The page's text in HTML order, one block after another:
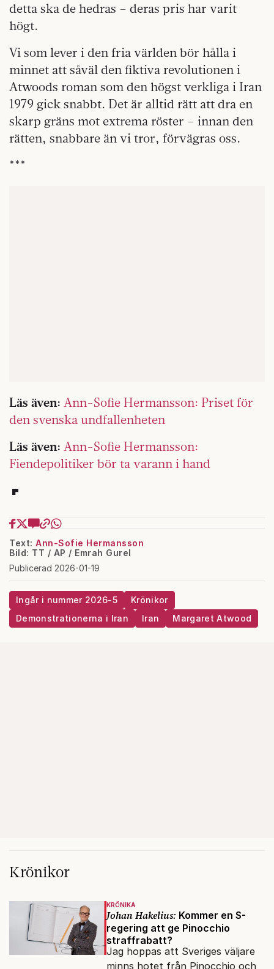
detta ska de hedras – deras pris har varit
högt.
Vi som lever i den fria världen bör hålla i
minnet att såväl den fiktiva revolutionen i
Atwoods roman som den högst verkliga i Iran
1979 gick snabbt. Det är alltid rätt att dra en
skarp gräns mot extrema röster – innan den
rätten, snabbare än vi tror, förvägras oss.
***
Läs även: Ann-Sofie Hermansson: Priset för
den svenska undfallenheten
Läs även: Ann-Sofie Hermansson:
Fiendepolitiker bör ta varann i hand
Text: Ann-Sofie Hermansson
Bild: TT / AP / Emrah Gurel
Publicerad 2026-01-19
Ingår i nummer 2026-5
Krönikor
Demonstrationerna i Iran
Iran Margaret Atwood
Krönikor
KRÖNIKA
Johan Hakelius: Kommer en S-
regering att ge Pinocchio
straffrabatt?
Jag hoppas att Sveriges väljare
minns hotet från Pinocchio och